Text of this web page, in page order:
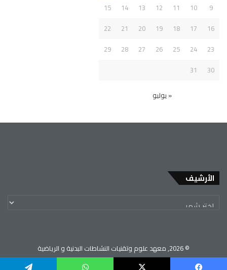
9
10
11
12
13
14
15
16
17
18
19
20
21
22
23
24
25
26
27
28
29
30
31
« يوليو
الأرشيف
© 2026, معهد علوم وتقنيات النشاطات البدنية و الرياضية
جامعة العربي بن مهيدي - أم البواقي